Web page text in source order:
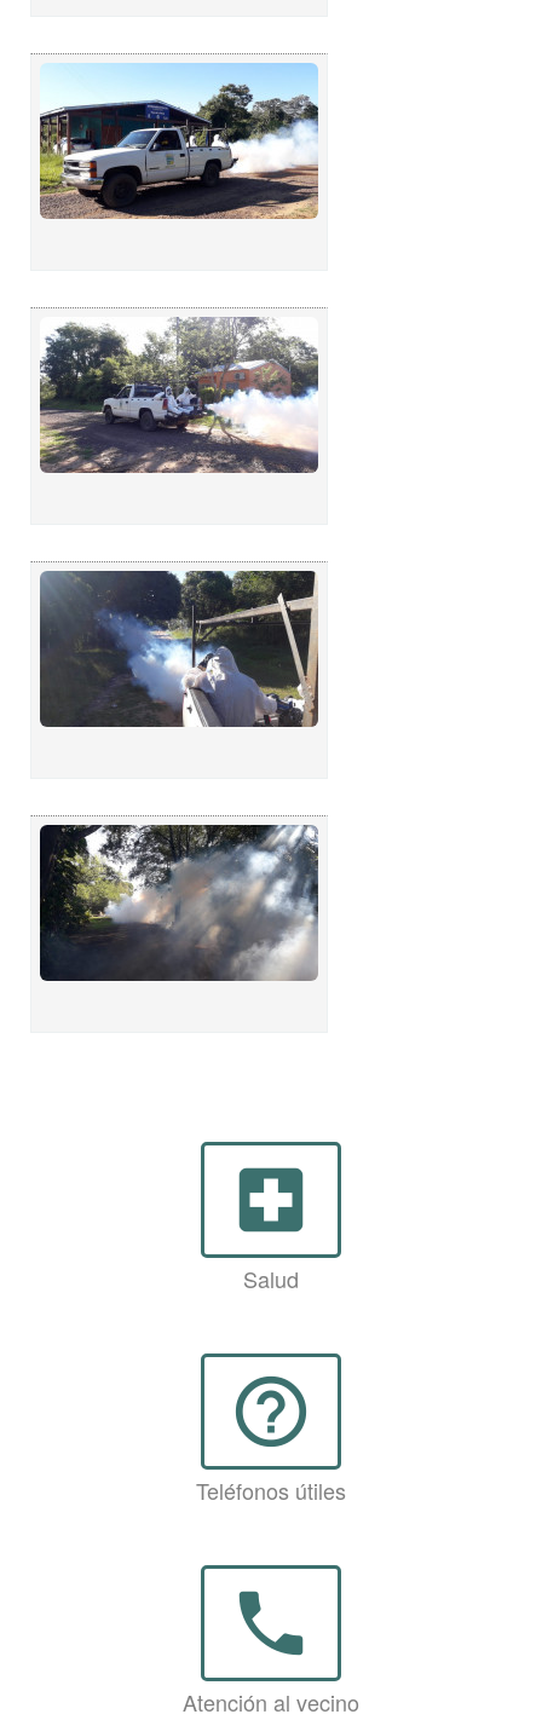
local_hospital
Salud
help_outline
Teléfonos útiles
phone
Atención al vecino